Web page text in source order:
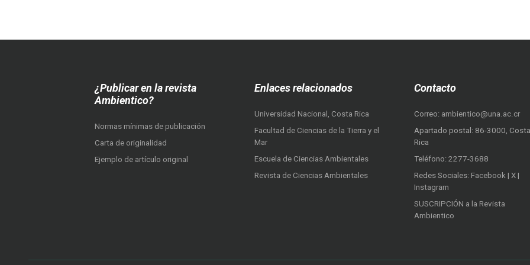
¿Publicar en la revista
Ambientico?
Normas mínimas de publicación
Carta de originalidad
Ejemplo de artículo original
Enlaces relacionados
Universidad Nacional, Costa Rica
Facultad de Ciencias de la Tierra y el
Mar
Escuela de Ciencias Ambientales
Revista de Ciencias Ambientales
Contacto
Correo: ambientico@una.ac.cr
Apartado postal: 86-3000, Costa
Rica
Teléfono: 2277-3688
Redes Sociales: Facebook | X |
Instagram
SUSCRIPCIÓN a la Revista
Ambientico